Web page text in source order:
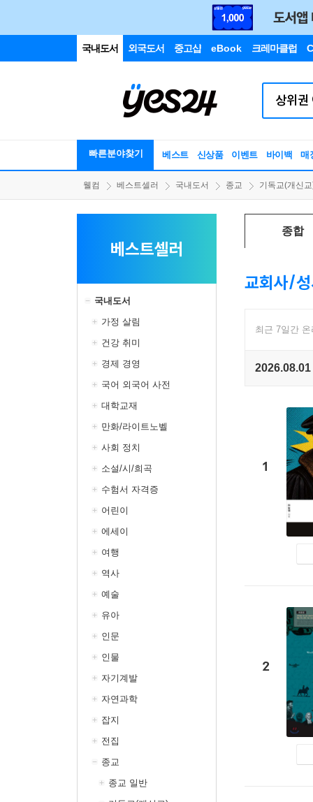
국내도서 외국도서 중고샵 eBook 크레마클럽
빠른분야찾기 베스트 신상품 이벤트 바이백 매
웰컴 베스트셀러 국내도서 종교 기독교(개신
베스트셀러
국내도서
가정 살림
건강 취미
경제 경영
국어 외국어 사전
대학교재
만화/라이트노벨
사회 정치
소설/시/희곡
수험서 자격증
어린이
에세이
여행
역사
예술
유아
인문
인물
자기계발
자연과학
잡지
전집
종교
종교 일반
종합
교회사/
최근 7일간
1
2